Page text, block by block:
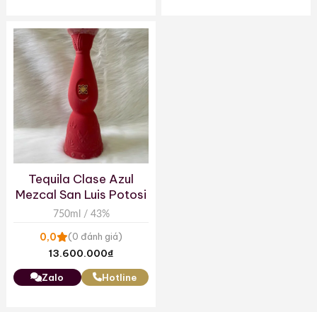
Tequila Clase Azul
Mezcal San Luis Potosi
750ml / 43%
0,0 (0 đánh giá)
13.600.000₫
Zalo Hotline